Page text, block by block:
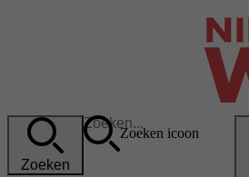
Zoeken
Zoeken icoon